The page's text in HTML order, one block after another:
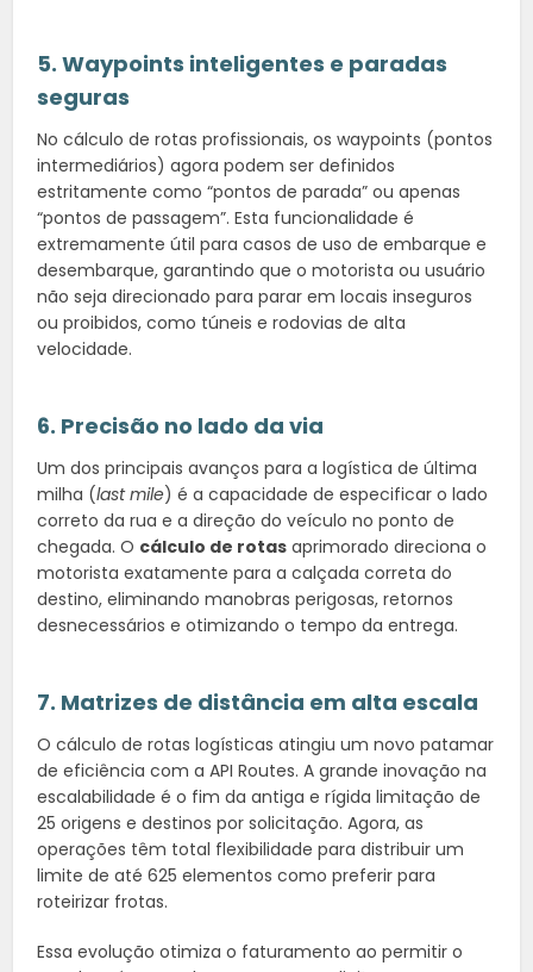
5. Waypoints inteligentes e paradas
seguras
No cálculo de rotas profissionais, os waypoints (pontos
intermediários) agora podem ser definidos
estritamente como “pontos de parada” ou apenas
“pontos de passagem”. Esta funcionalidade é
extremamente útil para casos de uso de embarque e
desembarque, garantindo que o motorista ou usuário
não seja direcionado para parar em locais inseguros
ou proibidos, como túneis e rodovias de alta
velocidade.
6. Precisão no lado da via
Um dos principais avanços para a logística de última
milha (last mile) é a capacidade de especificar o lado
correto da rua e a direção do veículo no ponto de
chegada. O cálculo de rotas aprimorado direciona o
motorista exatamente para a calçada correta do
destino, eliminando manobras perigosas, retornos
desnecessários e otimizando o tempo da entrega.
7. Matrizes de distância em alta escala
O cálculo de rotas logísticas atingiu um novo patamar
de eficiência com a API Routes. A grande inovação na
escalabilidade é o fim da antiga e rígida limitação de
25 origens e destinos por solicitação. Agora, as
operações têm total flexibilidade para distribuir um
limite de até 625 elementos como preferir para
roteirizar frotas.
Essa evolução otimiza o faturamento ao permitir o